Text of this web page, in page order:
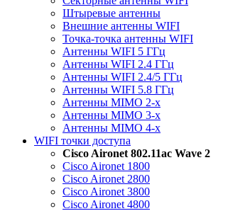
Штыревые антенны
Внешние антенны WIFI
Точка-точка антенны WIFI
Антенны WIFI 5 ГГц
Антенны WIFI 2.4 ГГц
Антенны WIFI 2.4/5 ГГц
Антенны WIFI 5.8 ГГц
Антенны MIMO 2-x
Антенны MIMO 3-x
Антенны MIMO 4-x
WIFI точки доступа
Cisco Aironet 802.11ac Wave 2
Cisco Aironet 1800
Cisco Aironet 2800
Cisco Aironet 3800
Cisco Aironet 4800